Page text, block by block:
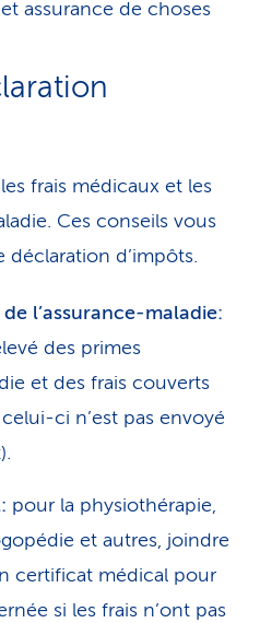
assurance de choses
frais médicaux et les
Ces conseils vous
d’impôts.
l’assurance-maladie:
des primes
et des frais couverts
celui-ci n’est pas envoyé
pour la physiothérapie,
et autres, joindre
certificat médical pour
si les frais n’ont pas